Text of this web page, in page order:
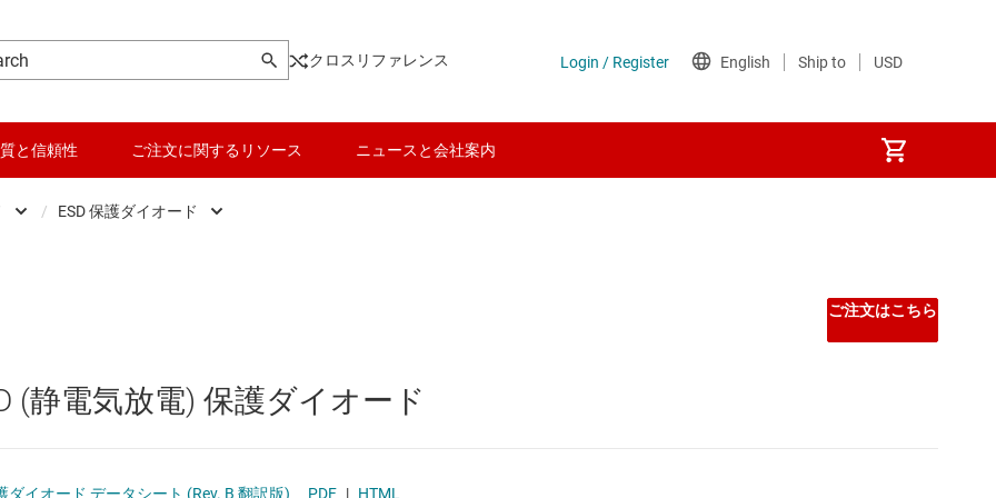
クロスリファレンス
と信頼性 ご注文に関するリソース ニュースと会社案内
マイコン (MCU) / プロセッサ
/ ESD 保護ダイオード
(静電気放電) 保護ダイオード
ご注文はこちら
ダイオード データシート (Rev. B 翻訳版) PDF | HTML